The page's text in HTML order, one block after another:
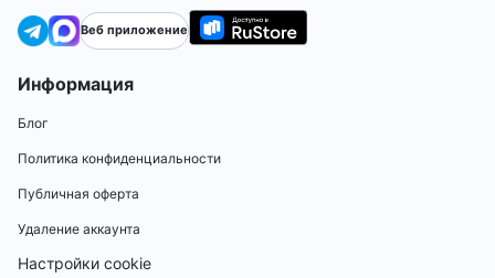
Веб приложение
Информация
Блог
Политика конфиденциальности
Публичная оферта
Удаление аккаунта
Настройки cookie